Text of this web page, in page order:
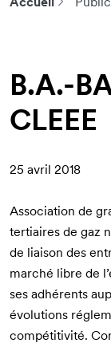
B.A.-
CLEEE
25 avril 2018
Association de
tertiaires de gaz
de liaison des
marché libre de
ses adhérents
évolutions
compétitivité.